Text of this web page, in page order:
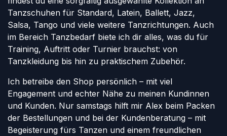
Tanzschuhen für Standard, Latein, Ballett, Jazz,
Salsa, Tango und viele weitere Tanzrichtungen. Auch
im Bereich Tanzbedarf biete ich dir alles, was du für
Training, Auftritt oder Turnier brauchst: von
Tanzkleidung bis hin zu praktischem Zubehör.
Ich betreibe den Shop persönlich – mit viel
Engagement und echter Nähe zu meinen Kundinnen
und Kunden. Nur samstags hilft mir Alex beim Packen
der Bestellungen und bei der Kundenberatung – mit
Begeisterung fürs Tanzen und einem freundlichen